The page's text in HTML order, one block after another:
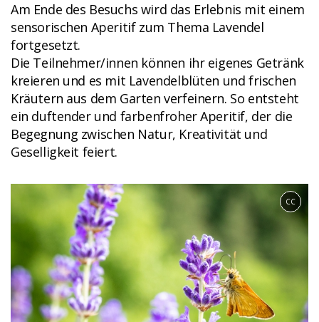
Am Ende des Besuchs wird das Erlebnis mit einem
sensorischen Aperitif zum Thema Lavendel
fortgesetzt.
Die Teilnehmer/innen können ihr eigenes Getränk
kreieren und es mit Lavendelblüten und frischen
Kräutern aus dem Garten verfeinern. So entsteht
ein duftender und farbenfroher Aperitif, der die
Begegnung zwischen Natur, Kreativität und
Geselligkeit feiert.
CC